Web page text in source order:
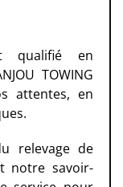
qualifié en
TOWING
attentes, en
relevage de
notre savoir-